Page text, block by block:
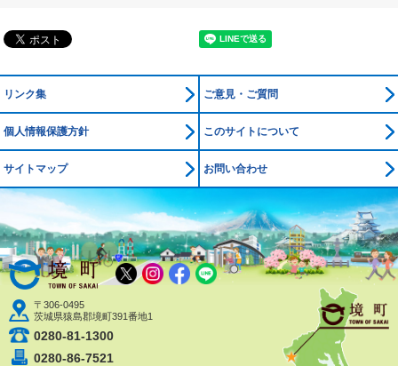
リンク集 ご意見・ご質問
個人情報保護方針 このサイトについて
サイトマップ お問い合わせ
境町公式ホームページ
〒306-0495
茨城県猿島郡境町391番地1
0280-81-1300
0280-86-7521
X Instagram
Facebook
LINE